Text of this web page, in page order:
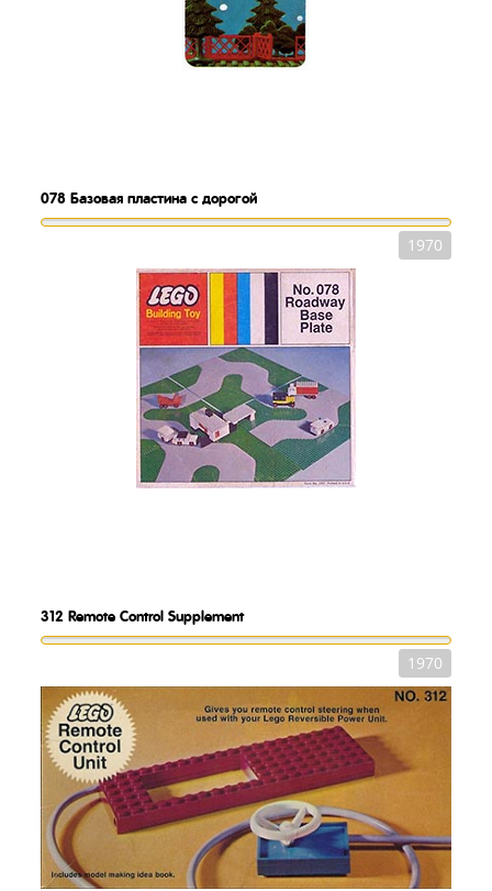
078 Базовая пластина с дорогой
1970
312 Remote Control Supplement
1970